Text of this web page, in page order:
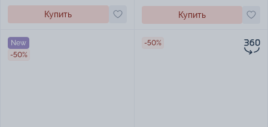
Купить Купить
New
-50%
-50%